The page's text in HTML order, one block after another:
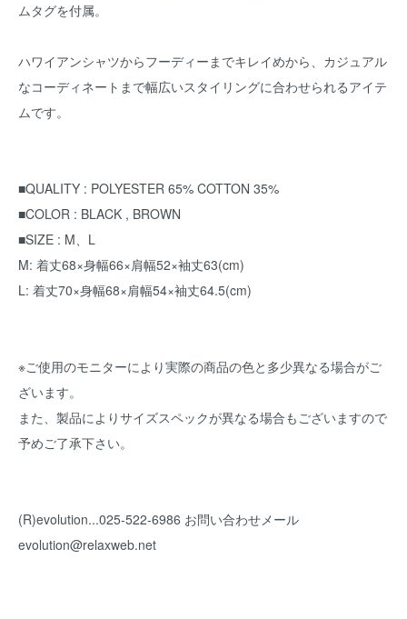
ムタグを付属。
ハワイアンシャツからフーディーまでキレイめから、カジュアル
なコーディネートまで幅広いスタイリングに合わせられるアイテ
ムです。
■QUALITY : POLYESTER 65% COTTON 35%
■COLOR : BLACK , BROWN
■SIZE : M、L
M: 着丈68×身幅66×肩幅52×袖丈63(cm)
L: 着丈70×身幅68×肩幅54×袖丈64.5(cm)
※ご使用のモニターにより実際の商品の色と多少異なる場合がご
ざいます。
また、製品によりサイズスペックが異なる場合もございますので
予めご了承下さい。
(R)evolution...025-522-6986 お問い合わせメール
evolution@relaxweb.net